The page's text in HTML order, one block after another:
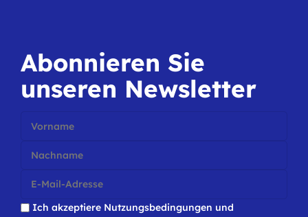
Abonnieren Sie
unseren Newsletter
Ich akzeptiere Nutzungsbedingungen und